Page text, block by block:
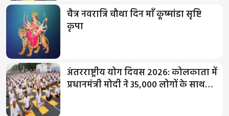
चैत्र नवरात्रि चौथा दिन माँ कूष्मांडा सृष्टि
कृपा
अंतरराष्ट्रीय योग दिवस 2026: कोलकाता में
प्रधानमंत्री मोदी ने 35,000 लोगों के साथ…